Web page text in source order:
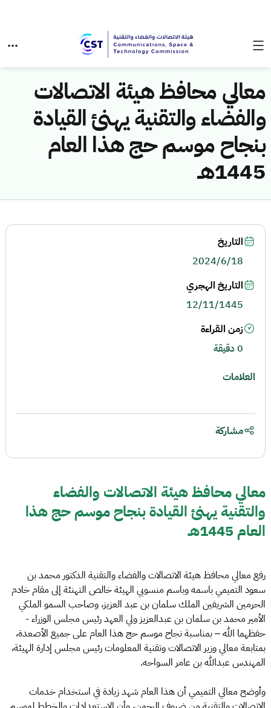
معالي محافظ هيئة الاتصالات
والفضاء والتقنية يهنئ القيادة
بنجاح موسم حج هذا العام
1445هـ
معالي محافظ هيئة الاتصالات والفضاء
والتقنية يهنئ القيادة بنجاح موسم حج هذا
العام 1445هـ
رفع معالي محافظ هيئة الاتصالات والفضاء والتقنية الدكتور محمد بن
سعود التميمي باسمه وباسم منسوبي الهيئة خالص التهنئة إلى مقام خادم
الحرمين الشريفين الملك سلمان بن عبد العزيز، وصاحب السمو الملكي
الأمير محمد بن سلمان بن عبدالعزيز ولي العهد رئيس مجلس الوزراء -
حفظهما الله – بمناسبة نجاح موسم حج هذا العام على جميع الأصعدة،
بمتابعة معالي وزير الاتصالات وتقنية المعلومات رئيس مجلس إدارة الهيئة،
المهندس عبدالله بن عامر السواحه.
وأوضح معالي التميمي أن هذا العام شهد زيادة في استخدام خدمات
التاريخ
2024/6/18
التاريخ الهجري
12/11/1445
زمن القراءة
0 دقيقة
العلامات
مشاركة